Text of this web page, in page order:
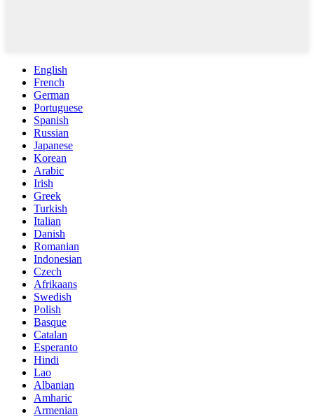
English
French
German
Portuguese
Spanish
Russian
Japanese
Korean
Arabic
Irish
Greek
Turkish
Italian
Danish
Romanian
Indonesian
Czech
Afrikaans
Swedish
Polish
Basque
Catalan
Esperanto
Hindi
Lao
Albanian
Amharic
Armenian